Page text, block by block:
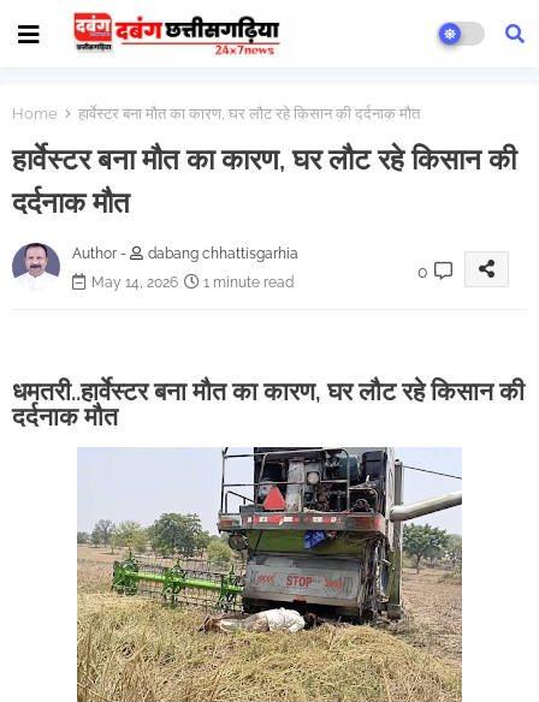
Home हार्वेस्टर बना मौत का कारण, घर लौट रहे किसान की दर्दनाक मौत
हार्वेस्टर बना मौत का कारण, घर लौट रहे किसान की
दर्दनाक मौत
Author -
dabang chhattisgarhia
May 14, 2026
1 minute read
0
धमतरी..हार्वेस्टर बना मौत का कारण, घर लौट रहे किसान की
दर्दनाक मौत